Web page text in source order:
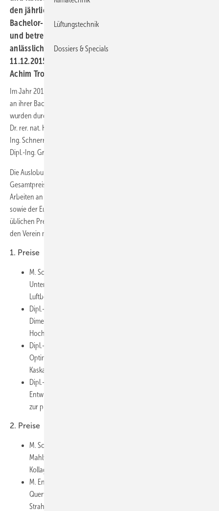
den jährlichen Studienpreis für herausragende Diplom-,
Bachelor- und Praktikumsarbeiten, die am ILK erarbeitet
und betreut wurden. Überreicht wurde der Preis
anlässlich der Jahresabschlussfeier der ILK am
11.12.2015 durch den Vorsitzenden des Vereins, Prof.
Achim Trogisch, und durch Prof. Franzke (ILK).
Im Jahr 2015 arbeiteten 55 Studenten während des Praktikums und
an ihrer Bachelor-, Diplom- oder Masterarbeit im ILK. Die Arbeiten
wurden durch die Mitarbeiter des ILK betreut: Frau Dr.-Ing. Döge, Frau
Dr. rer. nat. Krahl, Dr.-Ing. Hackeschmidt, Dipl.-Ing. Heidenreich, Dipl.-
Ing. Schnerr, Dr. rer. nat. Feja, Dipl.-Ing. Hernschier, Dipl.-Ing. Reinsch,
Dipl.-Ing. Großmann, Dipl.-Ing. Noack, Dipl.-Ing. Leupolt.
Die Auslobung des Studienpreises im Herbst 2015 mit einem
Gesamtpreisgeld von 7.800 Euro für 13 Preisträger erfolgte für
Arbeiten an fünf sächsischen Hochschulen, der Hochschule Coburg
sowie der Europäischen Studienakademie. Die Erhöhung des bisher
üblichen Preisgeldes war durch eine erneute großzügige Spende an
den Verein möglich.
1. Preise
M. Sc. Kevin Knetsch, HTWK Leipzig: Experimentelle
Untersuchungen zur Entwicklung eines neuartigen
Luftbefeuchters
Dipl.-Ing. (FH) Rudi Naumann, HTW Dresden: Entwicklung,
Dimensionierung, Untersuchung und Optimierung einer
Hochtemperatur-Wärmepumpe (HAT-WP) über 120 °C
Dipl.-Ing. (TU) Stephanie Bachmann, TU Dresden: Test und
Optimierung der Leistungsparameter einer
Kaskadenkälteanlage eines Einfriergerätes
Dipl.-Ing. (FH) Andreas Wittig, Hochschule Mittweida:
Entwicklung einer Steuerungssoftware für einen Versuchsstand
zur photovoltaisch versorgten Kompressionskühlung
2. Preise
M. Sc. Renè Kretschmer, HTW Dresden: Einfluss des
Mahlverfahrens auf die Verarbeitungsfähigkeit fibrillärer
Kollagendispersionen
M. Eng. Karsten Matthes, Hochschule Zittaus/Görlitz: Definierte
Quervernetzung dispergierten Faserkollagens mit UV-C-
Strahlung
Lüftungstechnik
Dossiers & Specials